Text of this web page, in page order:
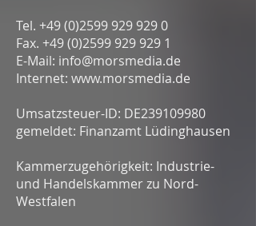
Tel. +49 (0)2599 929 929 0
Fax. +49 (0)2599 929 929 1
E-Mail: info@morsmedia.de
Internet: www.morsmedia.de
Umsatzsteuer-ID: DE239109980
gemeldet: Finanzamt Lüdinghausen
Kammerzugehörigkeit: Industrie-
und Handelskammer zu Nord-
Westfalen